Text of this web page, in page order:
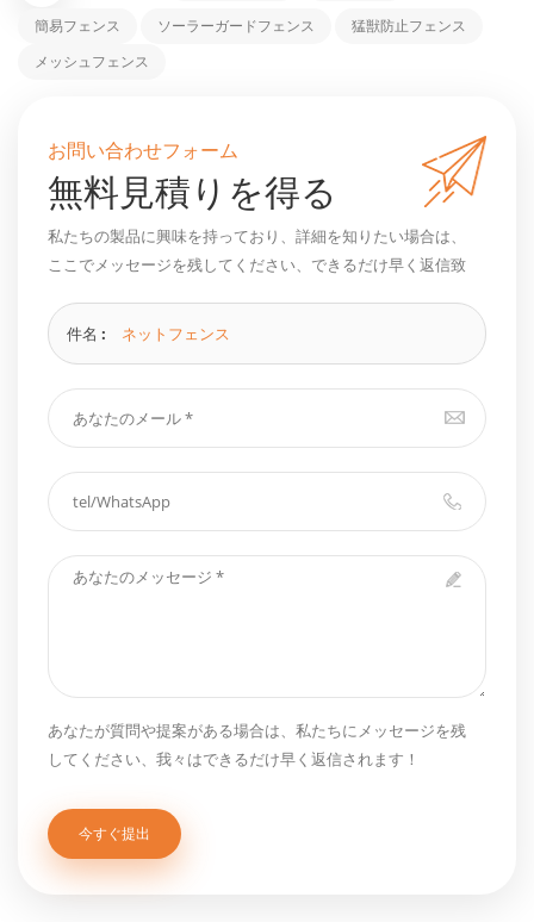
簡易フェンス ソーラーガードフェンス
猛獣防止フェンス
メッシュフェンス
お問い合わせフォーム
無料見積りを得る
私たちの製品に興味を持っており、詳細を知りたい場合は、
ここでメッセージを残してください、できるだけ早く返信致
件名 :
ネットフェンス
あなたが質問や提案がある場合は、私たちにメッセージを残
してください、我々はできるだけ早く返信されます！
今すぐ提出